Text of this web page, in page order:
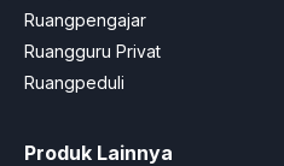
Ruangpengajar
Ruangguru Privat
Ruangpeduli
Produk Lainnya